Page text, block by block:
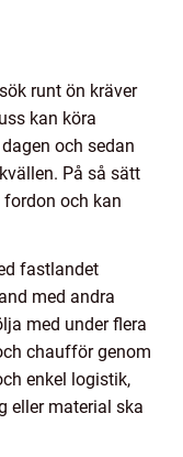
runt ön kräver
kan köra
och sedan
På så sätt
och kan
fastlandet
med andra
med under flera
chaufför genom
enkel logistik,
eller material ska